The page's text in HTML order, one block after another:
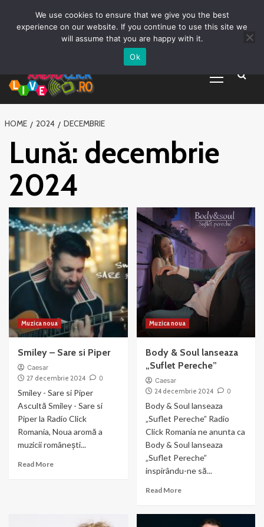
Promovare Artisti noi
Vrei sa fii DJ?
Menu
HOME 2024 DECEMBRIE
Lună: decembrie
2024
Muzica noua
Smiley – Sare si Piper
Caesar
27 decembrie 2024
0
Smiley - Sare si Piper
Ascultă Smiley - Sare si
Piper la Radio Click
Romania, Noua aromă a
muzicii românești...
Read MoreRead
Muzica noua
Body & Soul lanseaza
„Suflet Pereche”
Caesar
24 decembrie 2024
0
Body & Soul lanseaza
„Suflet Pereche” Radio
Click Romania ne anunta ca
Body & Soul lanseaza
„Suflet Pereche”
inspirându-ne să...
Read MoreRead
We use cookies to ensure that we give you the best
experience on our website. If you continue to use this site we
will assume that you are happy with it.
Ok